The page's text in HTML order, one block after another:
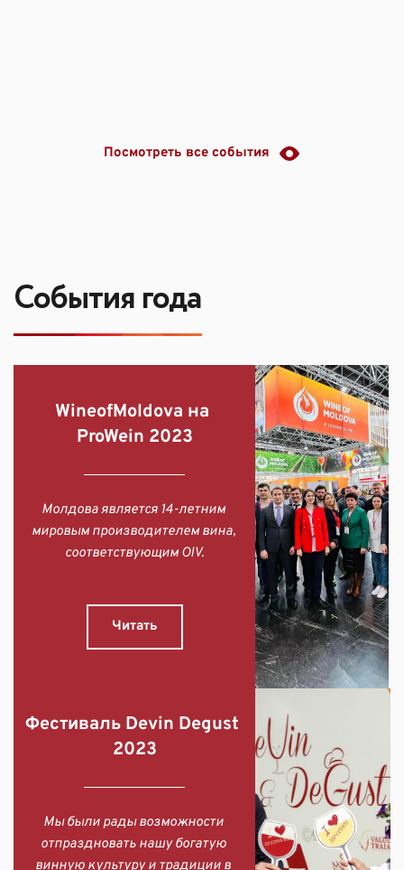
Посмотреть все события
События года
WineofMoldova на
ProWein 2023
Молдова является 14-летним
мировым производителем вина,
соответствующим OIV.
Читать
Фестиваль Devin Degust
2023
Мы были рады возможности
отпраздновать нашу богатую
винную культуру и традиции в